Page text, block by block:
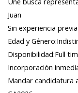
Juan
Sin experiencia previa
Edad y
Disponibilidad:Full
Incorporación
Mandar candidatura